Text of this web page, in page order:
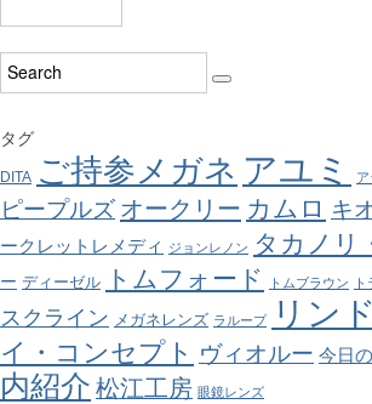
タグ
DITA ご持参メガネ アユミ ア
ピープルズ オークリー カムロ キ
ークレットレメディ
ジョンレノン タカノリ
ー ディーゼル トムフォード トムブラウン
スクライン メガネレンズ ラループ リン
イ・コンセプト ヴィオルー 今日
内紹介 松江工房 眼鏡レンズ